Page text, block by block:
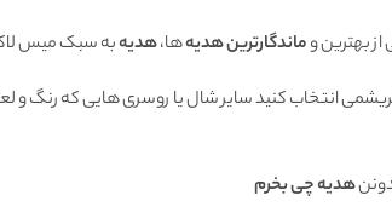
از بهترین وماندگارترین هدیهها،هدیهبه سبک میس
انتخاب کنید سایر شال یا روسری هایی که رنگ و
هدیه چی بخرم